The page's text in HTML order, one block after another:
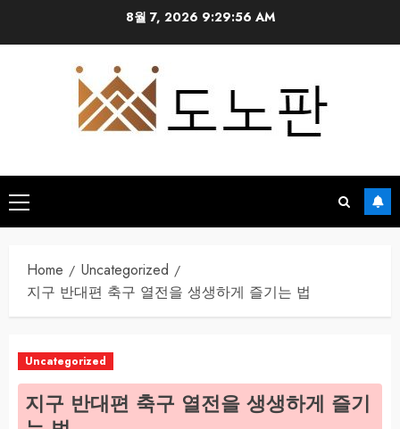
8월 7, 2026 9:29:57 AM
Primary
Menu
Home
Uncategorized
지구 반대편 축구 열전을 생생하게 즐기는 법
Uncategorized
지구 반대편 축구 열전을 생생하게 즐기